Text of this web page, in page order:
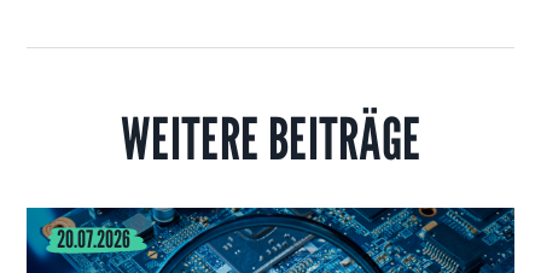
WEITERE BEITRÄGE
20.07.2026